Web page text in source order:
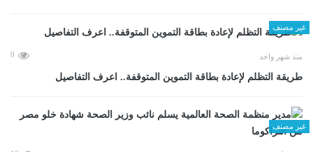
غير مصنف
منذ شهر واحد 0
طريقة التظلم لإعادة بطاقة التموين المتوقفة.. اعرف التفاصيل
غير مصنف